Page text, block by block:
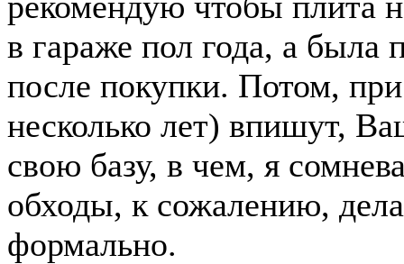
в гараже пол года, а была
после покупки. Потом,
несколько лет) впишут,
свою базу, в чем, я
обходы, к сожалению,
формально.